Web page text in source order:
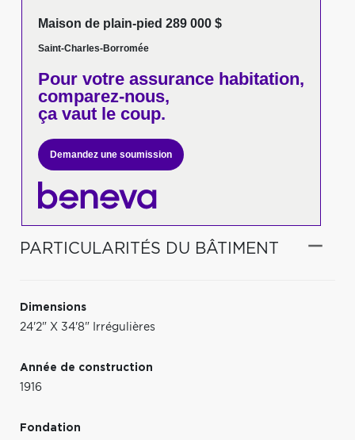
Maison de plain-pied 289 000 $
Saint-Charles-Borromée
Pour votreassurance habitation,
comparez-nous,
ça vaut le coup.
Demandez une soumission
PARTICULARITÉS DU BÂTIMENT
Dimensions
24'2" X 34'8" Irrégulières
Année de construction
1916
Fondation